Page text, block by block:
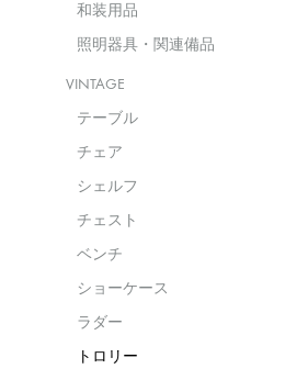
和装用品
照明器具・関連備品
VINTAGE
テーブル
チェア
シェルフ
チェスト
ベンチ
ショーケース
ラダー
トロリー